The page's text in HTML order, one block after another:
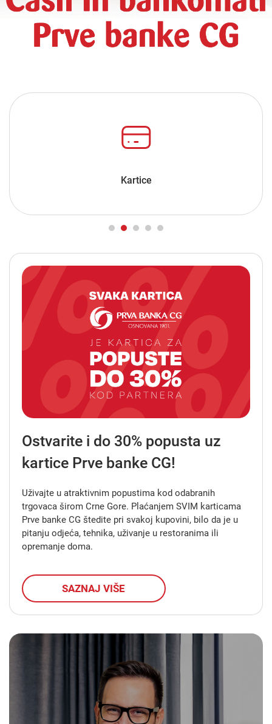
Kartice
Ostvarite i do 30% popusta uz
kartice Prve banke CG!
Uživajte u atraktivnim popustima kod odabranih
trgovaca širom Crne Gore. Plaćanjem SVIM karticama
Prve banke CG štedite pri svakoj kupovini, bilo da je u
pitanju odjeća, tehnika, uživanje u restoranima ili
opremanje doma.
SAZNAJ VIŠE